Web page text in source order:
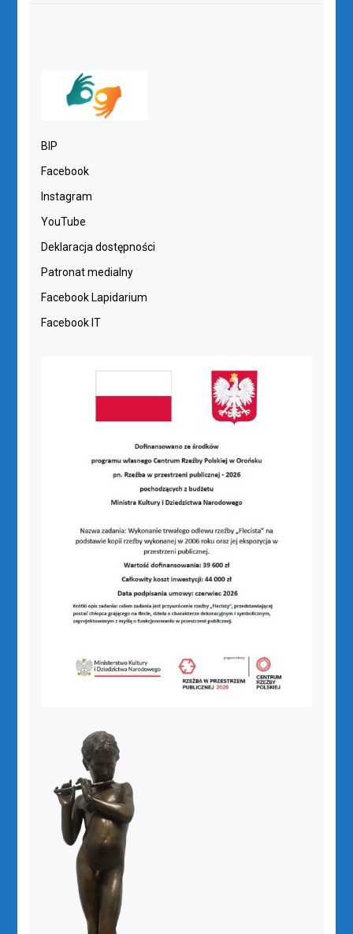
BIP
Facebook
Instagram
YouTube
Deklaracja dostępności
Patronat medialny
Facebook Lapidarium
Facebook IT